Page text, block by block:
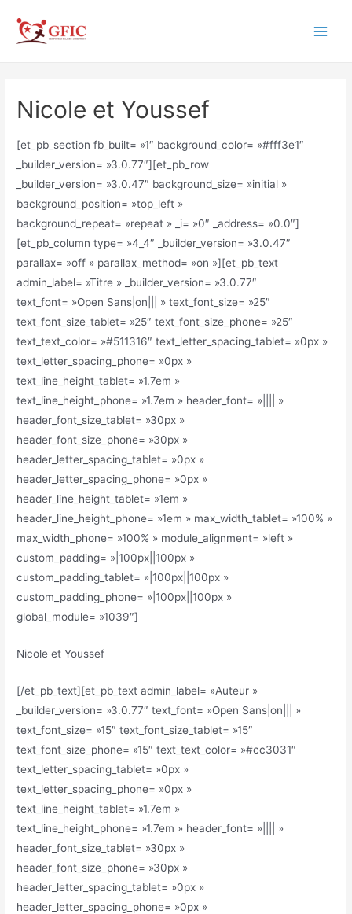
contenu
Nicole et Youssef
[et_pb_section fb_built= »1″ background_color= »#fff3e1″
_builder_version= »3.0.77″][et_pb_row
_builder_version= »3.0.47″ background_size= »initial »
background_position= »top_left »
background_repeat= »repeat » _i= »0″ _address= »0.0″]
[et_pb_column type= »4_4″ _builder_version= »3.0.47″
parallax= »off » parallax_method= »on »][et_pb_text
admin_label= »Titre » _builder_version= »3.0.77″
text_font= »Open Sans|on||| » text_font_size= »25″
text_font_size_tablet= »25″ text_font_size_phone= »25″
text_text_color= »#511316″ text_letter_spacing_tablet= »0px »
text_letter_spacing_phone= »0px »
text_line_height_tablet= »1.7em »
text_line_height_phone= »1.7em » header_font= »|||| »
header_font_size_tablet= »30px »
header_font_size_phone= »30px »
header_letter_spacing_tablet= »0px »
header_letter_spacing_phone= »0px »
header_line_height_tablet= »1em »
header_line_height_phone= »1em » max_width_tablet= »100% »
max_width_phone= »100% » module_alignment= »left »
custom_padding= »|100px||100px »
custom_padding_tablet= »|100px||100px »
custom_padding_phone= »|100px||100px »
global_module= »1039″]
Nicole et Youssef
[/et_pb_text][et_pb_text admin_label= »Auteur »
_builder_version= »3.0.77″ text_font= »Open Sans|on||| »
text_font_size= »15″ text_font_size_tablet= »15″
text_font_size_phone= »15″ text_text_color= »#cc3031″
text_letter_spacing_tablet= »0px »
text_letter_spacing_phone= »0px »
text_line_height_tablet= »1.7em »
text_line_height_phone= »1.7em » header_font= »|||| »
header_font_size_tablet= »30px »
header_font_size_phone= »30px »
header_letter_spacing_tablet= »0px »
header_letter_spacing_phone= »0px »